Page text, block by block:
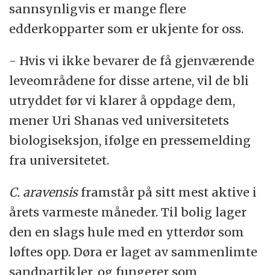
sannsynligvis er mange flere
edderkopparter som er ukjente for oss.
- Hvis vi ikke bevarer de få gjenværende
leveområdene for disse artene, vil de bli
utryddet før vi klarer å oppdage dem,
mener Uri Shanas ved universitetets
biologiseksjon, ifølge en pressemelding
fra universitetet.
C. aravensisframstår på sitt mest aktive i
årets varmeste måneder. Til bolig lager
den en slags hule med en ytterdør som
løftes opp. Døra er laget av sammenlimte
sandpartikler, og fungerer som